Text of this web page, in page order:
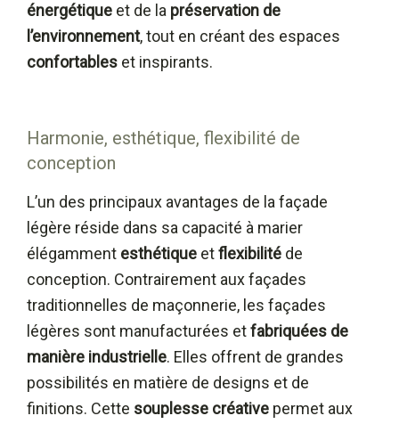
énergétique et de la préservation de
l’environnement, tout en créant des espaces
confortables et inspirants.
Harmonie, esthétique, flexibilité de
conception
L’un des principaux avantages de la façade
légère réside dans sa capacité à marier
élégamment esthétique etflexibilité de
conception. Contrairement aux façades
traditionnelles de maçonnerie, les façades
légères sont manufacturées etfabriquées de
manière industrielle. Elles offrent de grandes
possibilités en matière de designs et de
finitions. Cette souplesse créative permet aux